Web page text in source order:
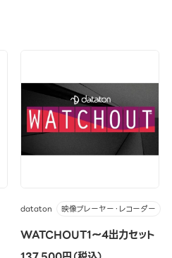
dataton 映像プレーヤー・レコーダー
WATCHOUT1～4出力セット